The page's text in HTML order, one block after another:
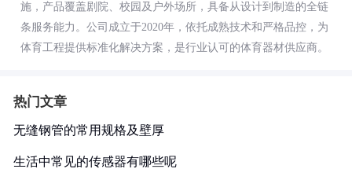
施，产品覆盖剧院、校园及户外场所，具备从设计到制造的全链
条服务能力。公司成立于2020年，依托成熟技术和严格品控，为
体育工程提供标准化解决方案，是行业认可的体育器材供应商。
热门文章
无缝钢管的常用规格及壁厚
生活中常见的传感器有哪些呢